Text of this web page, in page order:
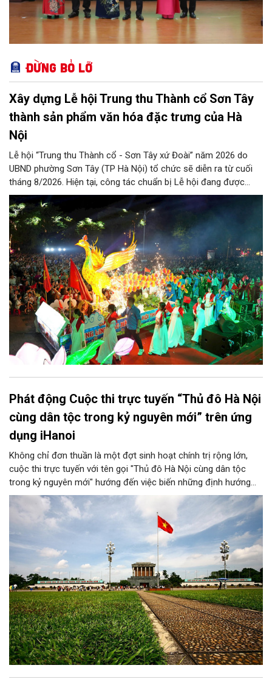
Đừng bỏ lỡ
Xây dựng Lễ hội Trung thu Thành cổ Sơn Tây
thành sản phẩm văn hóa đặc trưng của Hà
Nội
Lễ hội “Trung thu Thành cổ - Sơn Tây xứ Đoài” năm 2026 do
UBND phường Sơn Tây (TP Hà Nội) tổ chức sẽ diễn ra từ cuối
tháng 8/2026. Hiện tại, công tác chuẩn bị Lễ hội đang được
chính quyền phường Sơn Tây cùng các phòng, ban, ngành, đơn
vị và 25 tổ dân phố khẩn trương triển khai, tạo khí thế sôi nổi,
sẵn sàng mang đến cho Nhân dân và du khách một mùa Trung
thu quy mô, đặc sắc và giàu bản sắc văn hóa xứ Đoài.
Phát động Cuộc thi trực tuyến “Thủ đô Hà Nội
cùng dân tộc trong kỷ nguyên mới” trên ứng
dụng iHanoi
Không chỉ đơn thuần là một đợt sinh hoạt chính trị rộng lớn,
cuộc thi trực tuyến với tên gọi "Thủ đô Hà Nội cùng dân tộc
trong kỷ nguyên mới" hướng đến việc biến những định hướng
chiến lược trong Nghị quyết số 02-NQ/TW của Bộ Chính trị
thành niềm tin, thành nhận thức chung của mỗi người dân.